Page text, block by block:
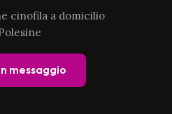
cinofila a domicilio
messaggio